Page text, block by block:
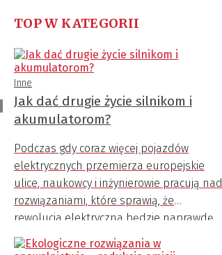
TOP W KATEGORII
Inne
Jak dać drugie życie silnikom i
akumulatorom?
Podczas gdy coraz więcej pojazdów
elektrycznych przemierza europejskie
ulice, naukowcy i inżynierowie pracują nad
rozwiązaniami, które sprawią, że
rewolucja elektryczna będzie naprawdę
zrównoważona. Niemieckie konsorcjum